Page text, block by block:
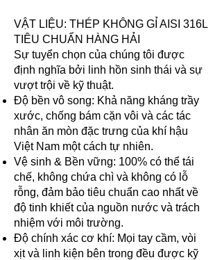
VẬT LIỆU: THÉP KHÔNG GỈ AISI 316L
TIÊU CHUẨN HÀNG HẢI
Sự tuyển chọn của chúng tôi được
định nghĩa bởi linh hồn sinh thái và sự
vượt trội về kỹ thuật.
Độ bền vô song: Khả năng kháng trầy
xước, chống bám cặn vôi và các tác
nhân ăn mòn đặc trưng của khí hậu
Việt Nam một cách tự nhiên.
Vệ sinh & Bền vững: 100% có thể tái
chế, không chứa chì và không có lỗ
rỗng, đảm bảo tiêu chuẩn cao nhất về
độ tinh khiết của nguồn nước và trách
nhiệm với môi trường.
Độ chính xác cơ khí: Mọi tay cầm, vòi
xịt và linh kiện bên trong đều được kỹ